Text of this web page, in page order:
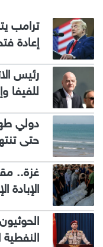
ترامب
إعادة
رئيس
للفيفا
دولي
حتى
الإبادة